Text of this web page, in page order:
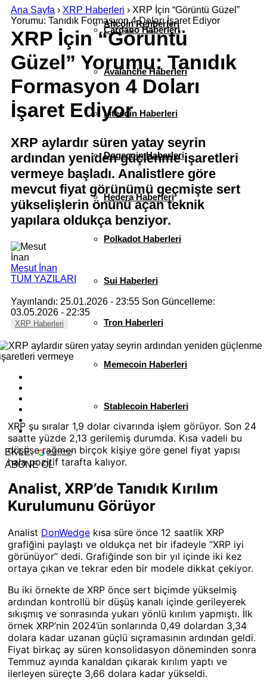
Cardano Haberleri
Avalanche Haberleri
Litecoin Haberleri
Dogecoin Haberleri
Hedera Haberleri
Polkadot Haberleri
Sui Haberleri
Tron Haberleri
Memecoin Haberleri
Stablecoin Haberleri
Altcoin Rehberleri
Ana Sayfa › XRP Haberleri › XRP İçin “Görüntü Güzel”
Yorumu: Tanıdık Formasyon 4 Doları İşaret Ediyor
XRP İçin “Görüntü
Güzel” Yorumu: Tanıdık
Formasyon 4 Doları
İşaret Ediyor
XRP aylardır süren yatay seyrin
ardından yeniden güçlenme işaretleri
vermeye başladı. Analistlere göre
mevcut fiyat görünümü geçmişte sert
yükselişlerin önünü açan teknik
yapılara oldukça benziyor.
Mesut İnan
TÜM YAZILARI
Yayınlandı: 25.01.2026 - 23:55 Son Güncelleme:
03.05.2026 - 22:35
XRP Haberleri
EKLE
ABONE OL
XRP şu sıralar 1,9 dolar civarında işlem görüyor. Son 24
saatte yüzde 2,13 gerilemiş durumda. Kısa vadeli bu
düşüşe rağmen birçok kişiye göre genel fiyat yapısı
hala pozitif tarafta kalıyor.
Analist, XRP’de Tanıdık Kırılım
Kurulumunu Görüyor
Analist DonWedge kısa süre önce 12 saatlik XRP
grafiğini paylaştı ve oldukça net bir ifadeyle “XRP iyi
görünüyor” dedi. Grafiğinde son bir yıl içinde iki kez
ortaya çıkan ve tekrar eden bir modele dikkat çekiyor.
Bu iki örnekte de XRP önce sert biçimde yükselmiş
ardından kontrollü bir düşüş kanalı içinde gerileyerek
sıkışmış ve sonrasında yukarı yönlü kırılım yapmıştı. İlk
örnek XRP’nin 2024’ün sonlarında 0,49 dolardan 3,34
dolara kadar uzanan güçlü sıçramasının ardından geldi.
Fiyat birkaç ay süren konsolidasyon döneminden sonra
Temmuz ayında kanaldan çıkarak kırılım yaptı ve
ilerleyen süreçte 3,66 dolara kadar yükseldi.